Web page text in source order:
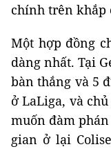
chính trên khắp
Một hợp đồng
dàng nhất. Tại
bàn thắng và 5
ở LaLiga, và
muốn đàm
gian ở lại